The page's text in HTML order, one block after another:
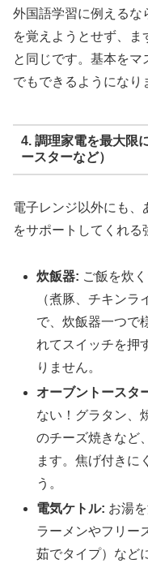
外国語学習に例えるな
を覚えようとせず、
と同じです。基本をマ
でもできるようになり
4. 調理家電を最大限
ースターなど）
電子レンジ以外にも、
をサポートしてくれる
炊飯器: ご飯を炊
（煮豚、チキンラ
で、炊飯器一つで
れてスイッチを押
りません。
オーブントースタ
ない！グラタン、
のチーズ焼きなど
ます。焦げ付きに
う。
電気ケトル: お湯
ラーメンやフリー
茹でタイプ）など